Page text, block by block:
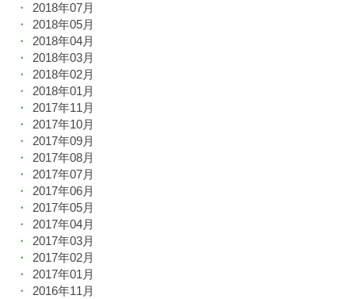
2018年07月
2018年05月
2018年04月
2018年03月
2018年02月
2018年01月
2017年11月
2017年10月
2017年09月
2017年08月
2017年07月
2017年06月
2017年05月
2017年04月
2017年03月
2017年02月
2017年01月
2016年11月